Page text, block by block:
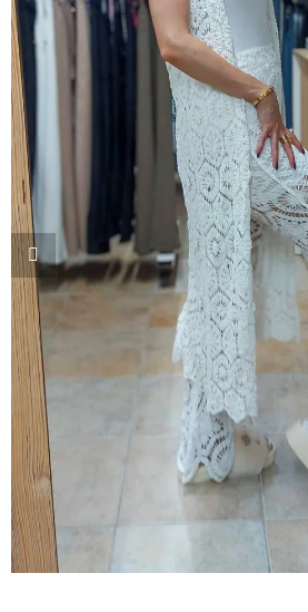
z
5
hviezdičiek.